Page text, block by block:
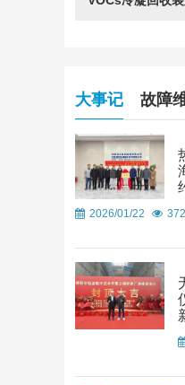
大事记 故障
2026/01/22 372